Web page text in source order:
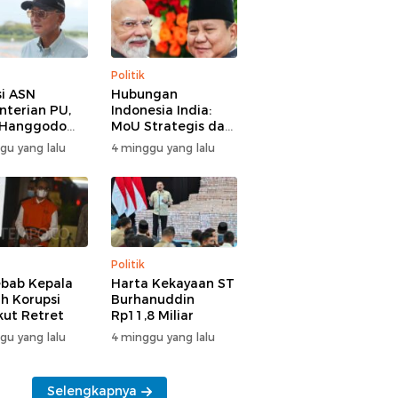
ASN
PU,
yang lalu
Politik
Hubungan
Indonesia India:
MoU Strategis dan
Tantangan Baru
4 minggu yang lalu
Kepala
Korupsi
Retret
yang lalu
Politik
Harta Kekayaan ST
Burhanuddin
Rp11,8 Miliar
4 minggu yang lalu
Selengkapnya